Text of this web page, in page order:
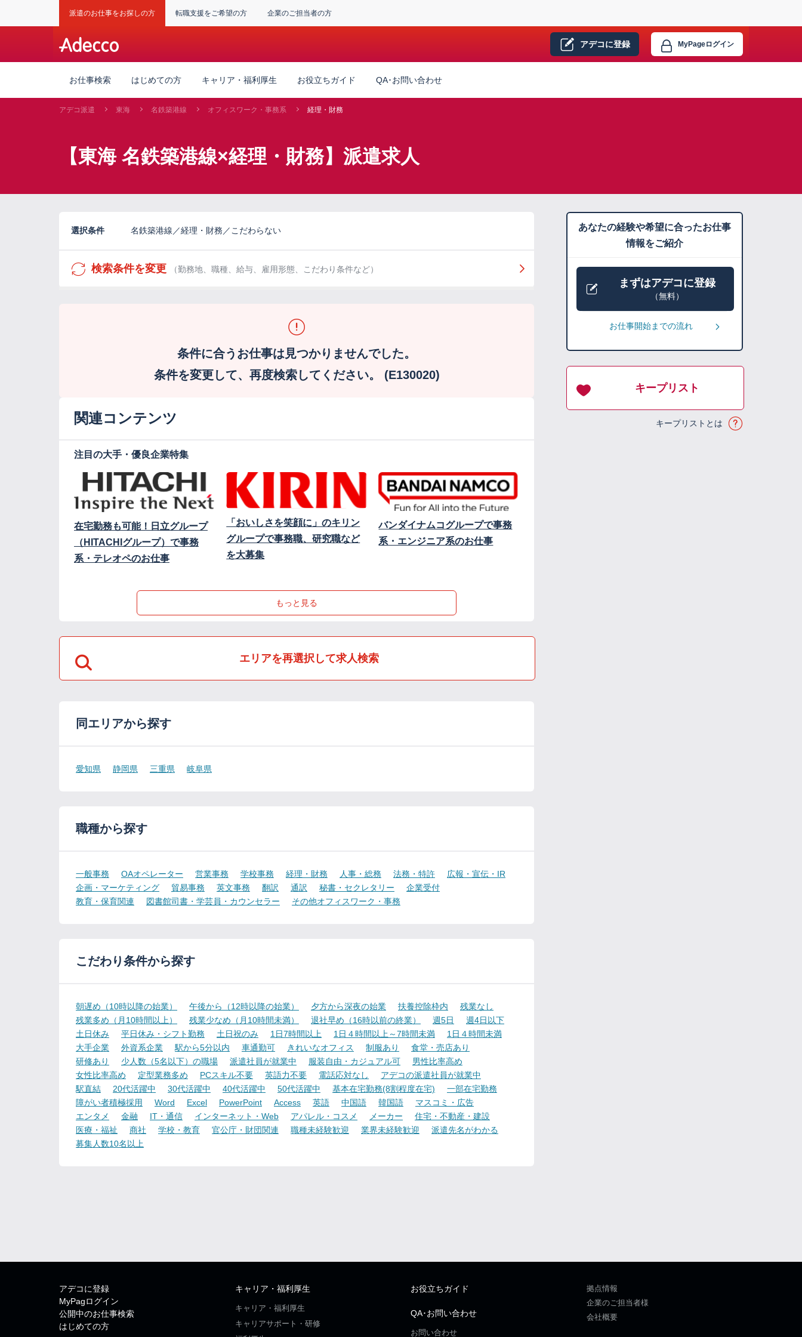
派遣のお仕事をお探しの方 転職支援をご希望の方 企業のご担当者の方
アデコに登録 MyPageログイン
お仕事検索 はじめての方 キャリア・福利厚生 お役立ちガイド QA･お問い合わせ
アデコ派遣 東海 名鉄築港線 オフィスワーク・事務系 経理・財務
【東海 名鉄築港線×経理・財務】派遣求人
選択条件 名鉄築港線／経理・財務／こだわらない
検索条件を変更 （勤務地、職種、給与、雇用形態、こだわり条件など）
条件に合うお仕事は見つかりませんでした。
条件を変更して、再度検索してください。 (E130020)
関連コンテンツ
注目の大手・優良企業特集
在宅勤務も可能！日立グループ
（HITACHIグループ）で事務
系・テレオペのお仕事
「おいしさを笑顔に」のキリン
グループで事務職、研究職など
を大募集
バンダイナムコグループで事務
系・エンジニア系のお仕事
もっと見る
エリアを再選択して求人検索
同エリアから探す
愛知県 静岡県 三重県 岐阜県
職種から探す
一般事務 OAオペレーター 営業事務 学校事務 経理・財務 人事・総務 法務・特許
広報・宣伝・IR
企画・マーケティング
貿易事務 英文事務 翻訳 通訳 秘書・セクレタリー
企業受付
教育・保育関連
図書館司書・学芸員・カウンセラー その他オフィスワーク・事務
こだわり条件から探す
朝遅め（10時以降の始業） 午後から（12時以降の始業） 夕方から深夜の始業 扶養控除枠内
残業なし
残業多め（月10時間以上）
残業少なめ（月10時間未満） 退社早め（16時以前の終業） 週5日
週4日以下
土日休み
平日休み・シフト勤務 土日祝のみ 1日7時間以上 1日４時間以上～7時間未満
1日４時間未満
大手企業
外資系企業 駅から5分以内 車通勤可 きれいなオフィス 制服あり
食堂・売店あり
研修あり
少人数（5名以下）の職場 派遣社員が就業中 服装自由・カジュアル可
男性比率高め
女性比率高め
定型業務多め PCスキル不要 英語力不要 電話応対なし
アデコの派遣社員が就業中
駅直結
20代活躍中 30代活躍中 40代活躍中 50代活躍中 基本在宅勤務(8割程度在宅)
一部在宅勤務
障がい者積極採用
Word Excel PowerPoint Access 英語 中国語 韓国語
マスコミ・広告
エンタメ
金融 IT・通信 インターネット・Web アパレル・コスメ メーカー
住宅・不動産・建設
医療・福祉
商社 学校・教育 官公庁・財団関連 職種未経験歓迎 業界未経験歓迎
派遣先名がわかる
募集人数10名以上
あなたの経験や希望に合ったお仕事
情報をご紹介
まずはアデコに登録
（無料）
お仕事開始までの流れ
キープリスト
キープリストとは
アデコに登録
MyPagログイン
公開中のお仕事検索
はじめての方
キャリア・福利厚生
キャリア・福利厚生
キャリアサポート・研修
お役立ちガイド
QA･お問い合わせ
お問い合わせ
拠点情報
企業のご担当者様
会社概要